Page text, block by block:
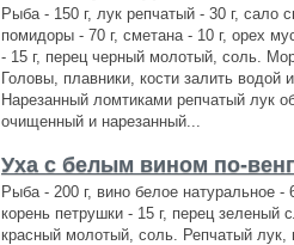
Рыба - 150 г, лук репчатый - 30 г, сало
помидоры - 70 г, сметана - 10 г, орех
- 15 г, перец черный молотый, соль.
Головы, плавники, кости залить водой
Нарезанный ломтиками репчатый лук
очищенный и нарезанный...
Уха с белым вином по-
Рыба - 200 г, вино белое натуральное -
корень петрушки - 15 г, перец зеленый
красный молотый, соль. Репчатый лук,